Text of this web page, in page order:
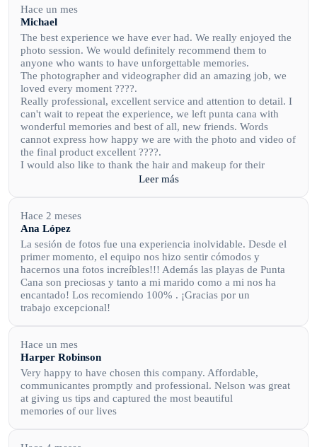
Hace un mes
Michael
The best experience we have ever had. We really enjoyed the
photo session. We would definitely recommend them to
anyone who wants to have unforgettable memories.
The photographer and videographer did an amazing job, we
loved every moment ????.
Really professional, excellent service and attention to detail. I
can't wait to repeat the experience, we left punta cana with
wonderful memories and best of all, new friends. Words
cannot express how happy we are with the photo and video of
the final product excellent ????.
I would also like to thank the hair and makeup for their
professionalism. I enjoyed the whole experience very much.
nice and hospitable people.
Leer más
Hace 2 meses
Ana López
La sesión de fotos fue una experiencia inolvidable. Desde el
primer momento, el equipo nos hizo sentir cómodos y
hacernos una fotos increíbles!!! Además las playas de Punta
Cana son preciosas y tanto a mi marido como a mi nos ha
encantado! Los recomiendo 100% . ¡Gracias por un
trabajo excepcional!
Hace un mes
Harper Robinson
Very happy to have chosen this company. Affordable,
communicantes promptly and professional. Nelson was great
at giving us tips and captured the most beautiful
memories of our lives